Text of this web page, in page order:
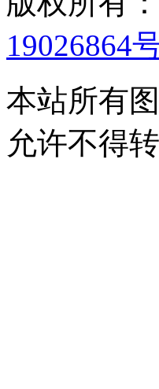
19026864
本站所有
允许不得转